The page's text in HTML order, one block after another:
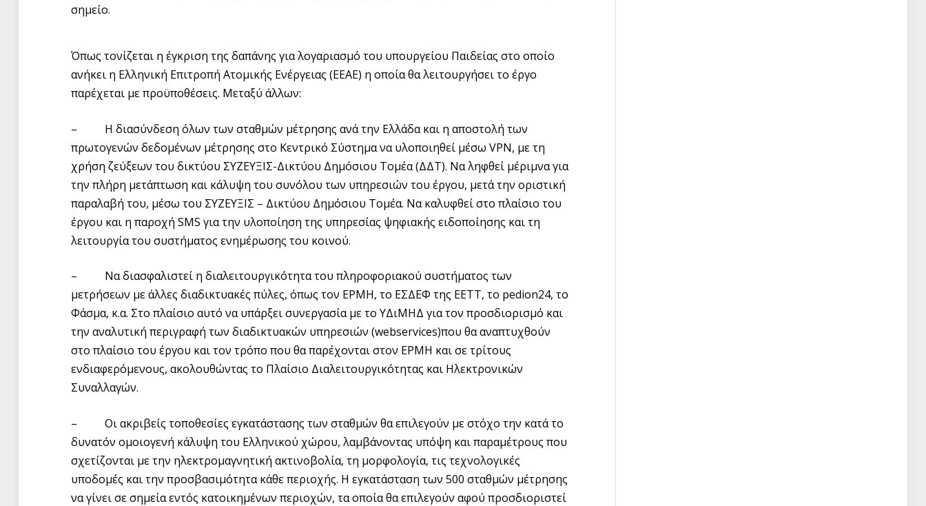
σημείο.
Όπως τονίζεται η έγκριση της δαπάνης για λογαριασμό του υπουργείου Παιδείας στο οποίο
ανήκει η Ελληνική Επιτροπή Ατομικής Ενέργειας (ΕΕΑΕ) η οποία θα λειτουργήσει το έργο
παρέχεται με προϋποθέσεις. Μεταξύ άλλων:
– Η διασύνδεση όλων των σταθμών μέτρησης ανά την Ελλάδα και η αποστολή των
πρωτογενών δεδομένων μέτρησης στο Κεντρικό Σύστημα να υλοποιηθεί μέσω VPN, με τη
χρήση ζεύξεων του δικτύου ΣΥΖΕΥΞΙΣ-Δικτύου Δημόσιου Τομέα (ΔΔΤ). Να ληφθεί μέριμνα για
την πλήρη μετάπτωση και κάλυψη του συνόλου των υπηρεσιών του έργου, μετά την οριστική
παραλαβή του, μέσω του ΣΥΖΕΥΞΙΣ – Δικτύου Δημόσιου Τομέα. Να καλυφθεί στο πλαίσιο του
έργου και η παροχή SMS για την υλοποίηση της υπηρεσίας ψηφιακής ειδοποίησης και τη
λειτουργία του συστήματος ενημέρωσης του κοινού.
– Να διασφαλιστεί η διαλειτουργικότητα του πληροφοριακού συστήματος των
μετρήσεων με άλλες διαδικτυακές πύλες, όπως τον ΕΡΜΗ, το ΕΣΔΕΦ της ΕΕΤΤ, το pedion24, το
Φάσμα, κ.α. Στο πλαίσιο αυτό να υπάρξει συνεργασία με το ΥΔιΜΗΔ για τον προσδιορισμό και
την αναλυτική περιγραφή των διαδικτυακών υπηρεσιών (webservices)που θα αναπτυχθούν
στο πλαίσιο του έργου και τον τρόπο που θα παρέχονται στον ΕΡΜΗ και σε τρίτους
ενδιαφερόμενους, ακολουθώντας το Πλαίσιο Διαλειτουργικότητας και Ηλεκτρονικών
Συναλλαγών.
– Οι ακριβείς τοποθεσίες εγκατάστασης των σταθμών θα επιλεγούν με στόχο την κατά το
δυνατόν ομοιογενή κάλυψη του Ελληνικού χώρου, λαμβάνοντας υπόψη και παραμέτρους που
σχετίζονται με την ηλεκτρομαγνητική ακτινοβολία, τη μορφολογία, τις τεχνολογικές
υποδομές και την προσβασιμότητα κάθε περιοχής. Η εγκατάσταση των 500 σταθμών μέτρησης
να γίνει σε σημεία εντός κατοικημένων περιοχών, τα οποία θα επιλεγούν αφού προσδιοριστεί